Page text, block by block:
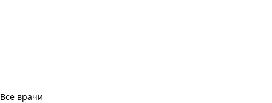
Все врачи